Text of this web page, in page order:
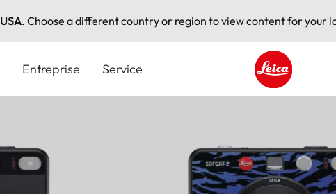
USA. Choose a different country or region to view content for your
Entreprise Service
Leica logo -